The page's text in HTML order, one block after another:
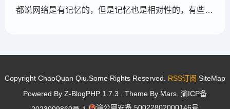
都说网络是有记忆的，但是记忆也是相对性的，有些记忆可能被屏蔽，也可能被遗忘。
Copyright ChaoQuan Qiu.Some Rights Reserved. RSS订阅 SiteMap
Powered By Z-BlogPHP 1.7.3 . Theme By Mars. 渝ICP备